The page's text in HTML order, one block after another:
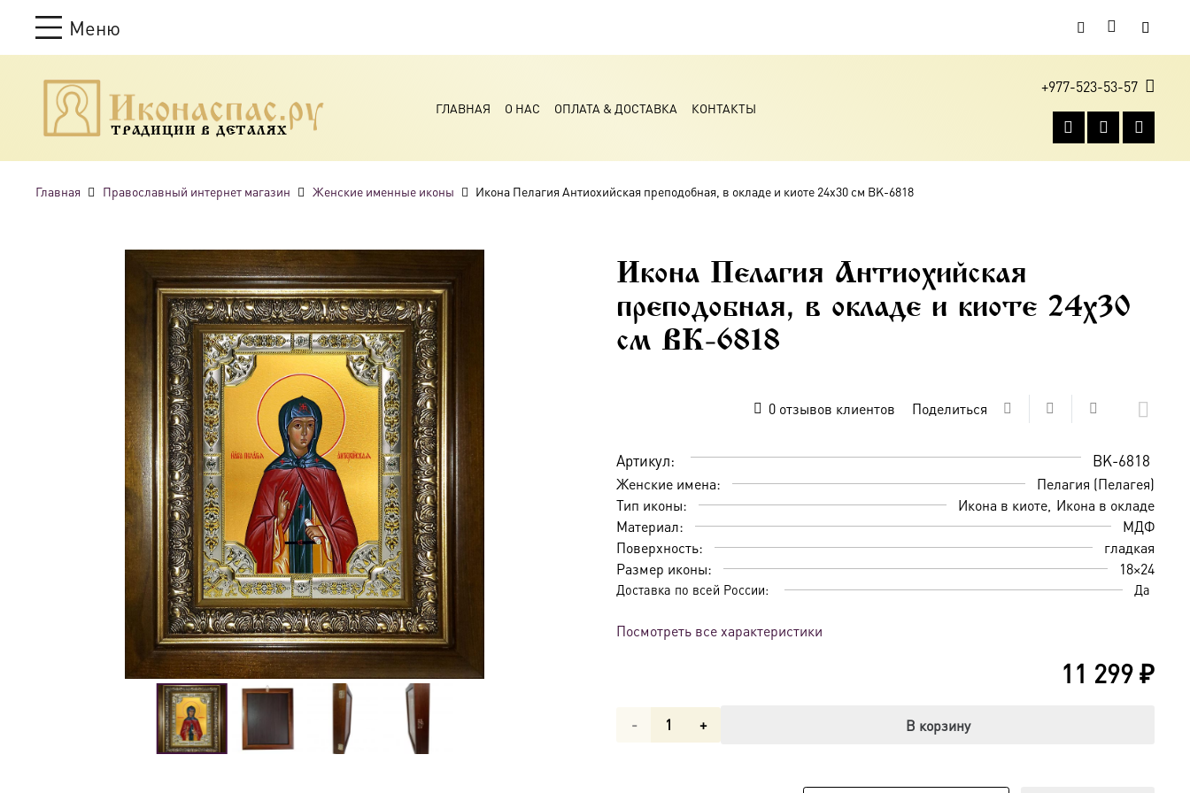
Меню
ТРАДИЦИИ В ДЕТАЛЯХ
ГЛАВНАЯ О НАС ОПЛАТА & ДОСТАВКА КОНТАКТЫ
+977-523-53-57
Главная Православный интернет магазин Женские именные иконы Икона Пелагия Антиохийская преподобная, в окладе и киоте 24х30 см BK-6818
Икона Пелагия Антиохийская
преподобная, в окладе и киоте 24х30
см BK-6818
0отзывов клиентов Поделиться
Артикул: BK-6818
Женские имена:
Пелагия (Пелагея)
Тип иконы:
Икона в киоте Икона в окладе
Материал:
МДФ
Поверхность:
гладкая
Размер иконы:
18×24
Доставка по всей России: Да
Посмотреть все характеристики
11 299₽
Количество
В корзину